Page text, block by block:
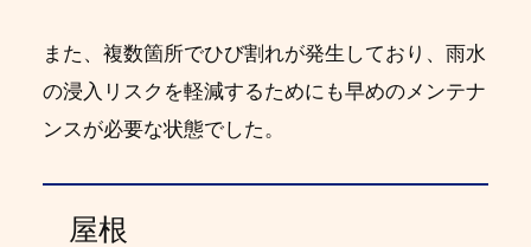
また、複数箇所でひび割れが発生しており、雨水
の浸入リスクを軽減するためにも早めのメンテナ
ンスが必要な状態でした。
屋根